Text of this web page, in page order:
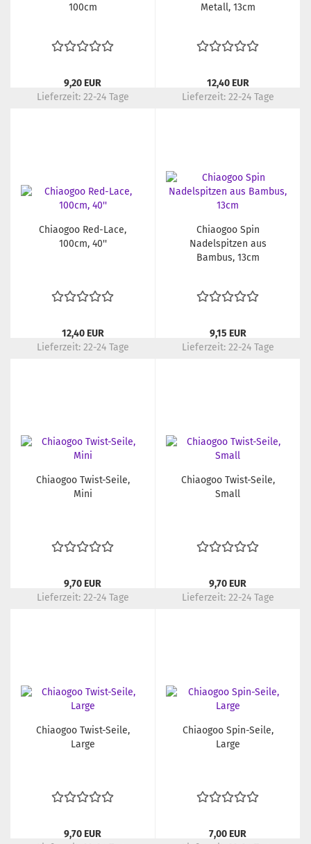
100cm
9,20 EUR
Lieferzeit: 22-24 Tage
Metall, 13cm
12,40 EUR
Lieferzeit: 22-24 Tage
Chiaogoo Red-Lace,
100cm, 40''
12,40 EUR
Lieferzeit: 22-24 Tage
Chiaogoo Spin
Nadelspitzen aus
Bambus, 13cm
9,15 EUR
Lieferzeit: 22-24 Tage
Chiaogoo Twist-Seile,
Mini
9,70 EUR
Lieferzeit: 22-24 Tage
Chiaogoo Twist-Seile,
Small
9,70 EUR
Lieferzeit: 22-24 Tage
Chiaogoo Twist-Seile,
Large
9,70 EUR
Chiaogoo Spin-Seile,
Large
7,00 EUR